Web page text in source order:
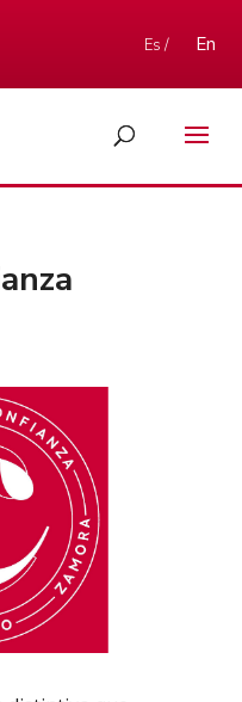
Es / En